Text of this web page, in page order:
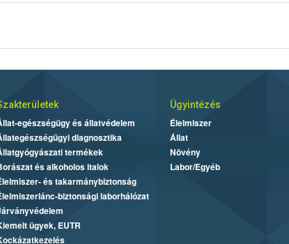
egészségügy és állatvédelem
diagnosztika
termékek
és alkoholos italok
és takarmánybiztonság
biztonsági laborhálózat
ügyek, EUTR
Ügyintézés
Élelmiszer
Állat
Növény
Labor/Egyéb